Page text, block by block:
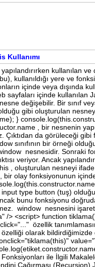
Kullanımı
kullanılan
kullanıldığı yere ve
içinde veya dışında
sayfaları içinde
değişebilir. Bir sınıf
gibi oluşturulan
}
, bir nesnenin
Çıktıdan da görüleceği
sınıfının bir örneği
nesnesidir. Sonraki
veriyor. Ancak
, oluşturulan nesneyi
olay fonksiyonunun
type button (tuş)
bunu fonksiyonu
window nesnesini
/> <script> function
özellik
olarak
ile İlgili
Çağırması (Recursion)